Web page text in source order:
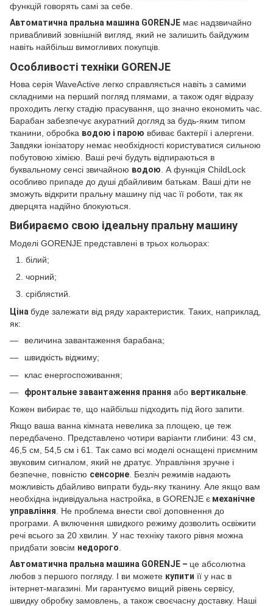
функцій говорять самі за себе.
Автоматична пральна машина GORENJE має надзвичайно
привабливий зовнішній вигляд, який не залишить байдужим
навіть найбільш вимогливих покупців.
Особливості техніки GORENJE
Нова серія WaveActive легко справляється навіть з самими
складними на перший погляд плямами, а також одяг відразу
проходить легку стадію прасування, що значно економить час.
Барабан забезпечує акуратний догляд за будь-яким типом
тканини, обробка водою і парою вбиває бактерії і алергени.
Завдяки іонізатору немає необхідності користуватися сильною
побутовою хімією. Ваші речі будуть відпираються в
буквальному сенсі звичайною водою . А функція ChildLock
особливо припаде до душі дбайливим батькам. Ваші діти не
зможуть відкрити пральну машину під час її роботи, так як
дверцята надійно блокуються.
Вибираємо свою ідеальну пральну машину
Моделі GORENJE представлені в трьох кольорах:
білий;
чорний;
сріблястий.
Ціна буде залежати від ряду характеристик. Таких, наприклад,
як:
величина завантаження барабана;
швидкість віджиму;
клас енергоспоживання;
фронтальне завантаження прання або вертикальне
Кожен вибирає те, що найбільш підходить під його запити.
Якщо ваша ванна кімната невелика за площею, це теж
передбачено. Представлено чотири варіанти глибини: 43 см,
46,5 см, 54,5 см і 61. Так само всі моделі оснащені приємним
звуковим сигналом, який не дратує. Управління зручне і
безпечне, повністю сенсорне. Безліч режимів надають
можливість дбайливо випрати будь-яку тканину. Але якщо вам
необхідна індивідуальна настройка, в GORENJE є механічне
управління. Не проблема внести свої доповнення до
програми. А включення швидкого режиму дозволить освіжити
речі всього за 20 хвилин. У нас техніку такого рівня можна
придбати зовсім недорого.
Автоматична пральна машина GORENJE – це абсолютна
любов з першого погляду. І ви можете купити її у нас в
інтернет-магазині. Ми гарантуємо вищий рівень сервісу,
швидку обробку замовлень, а також своєчасну доставку. Наші